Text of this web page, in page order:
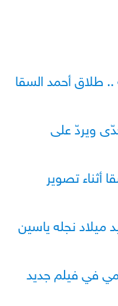
طلاق أحمد السقا
ويردّ على
أثناء تصوير
ميلاد نجله ياسين
في فيلم جديد